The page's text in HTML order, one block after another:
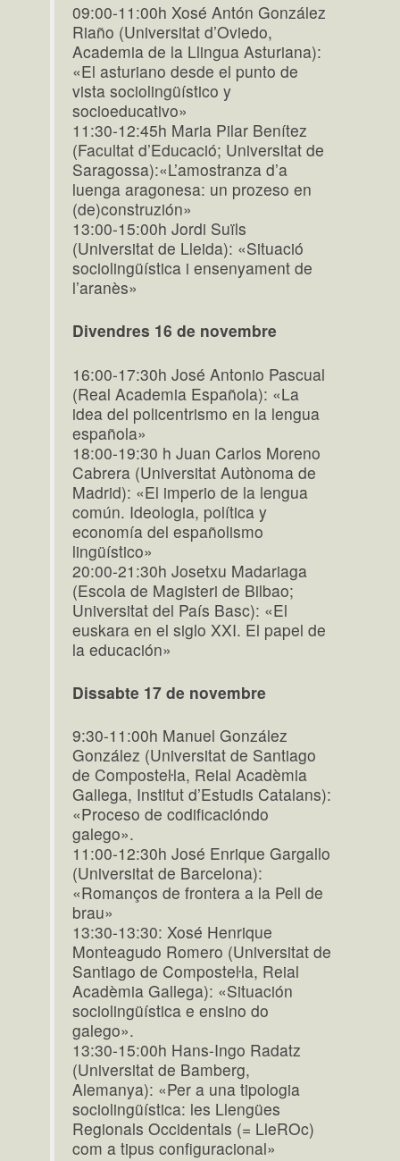
09:00-11:00h Xosé Antón González
Riaño (Universitat d’Oviedo,
Academia de la Llingua Asturiana):
«El asturiano desde el punto de
vista sociolingüístico y
socioeducativo»
11:30-12:45h Maria Pilar Benítez
(Facultat d’Educació; Universitat de
Saragossa):«L’amostranza d’a
luenga aragonesa: un prozeso en
(de)construzión»
13:00-15:00h Jordi Suïls
(Universitat de Lleida): «Situació
sociolingüística i ensenyament de
l’aranès»
Divendres 16 de novembre
16:00-17:30h José Antonio Pascual
(Real Academia Española): «La
idea del policentrismo en la lengua
española»
18:00-19:30 h Juan Carlos Moreno
Cabrera (Universitat Autònoma de
Madrid): «El imperio de la lengua
común. Ideologia, política y
economía del españolismo
lingüístico»
20:00-21:30h Josetxu Madariaga
(Escola de Magisteri de Bilbao;
Universitat del País Basc): «El
euskara en el siglo XXI. El papel de
la educación»
Dissabte 17 de novembre
9:30-11:00h Manuel González
González (Universitat de Santiago
de Composteŀla, Reial Acadèmia
Gallega, Institut d’Estudis Catalans):
«Proceso de codificacióndo
galego».
11:00-12:30h José Enrique Gargallo
(Universitat de Barcelona):
«Romanços de frontera a la Pell de
brau»
13:30-13:30: Xosé Henrique
Monteagudo Romero (Universitat de
Santiago de Composteŀla, Reial
Acadèmia Gallega): «Situación
sociolingüística e ensino do
galego».
13:30-15:00h Hans-Ingo Radatz
(Universitat de Bamberg,
Alemanya): «Per a una tipologia
sociolingüística: les Llengües
Regionals Occidentals (= LleROc)
com a tipus configuracional»